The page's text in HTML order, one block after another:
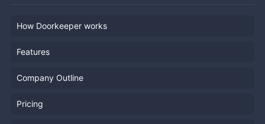
How Doorkeeper works
Features
Company Outline
Pricing